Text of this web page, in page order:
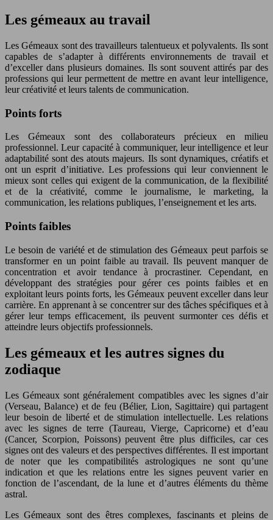
Les gémeaux au travail
Les Gémeaux sont des travailleurs talentueux et polyvalents. Ils sont
capables de s’adapter à différents environnements de travail et
d’exceller dans plusieurs domaines. Ils sont souvent attirés par des
professions qui leur permettent de mettre en avant leur intelligence,
leur créativité et leurs talents de communication.
Points forts
Les Gémeaux sont des collaborateurs précieux en milieu
professionnel. Leur capacité à communiquer, leur intelligence et leur
adaptabilité sont des atouts majeurs. Ils sont dynamiques, créatifs et
ont un esprit d’initiative. Les professions qui leur conviennent le
mieux sont celles qui exigent de la communication, de la flexibilité
et de la créativité, comme le journalisme, le marketing, la
communication, les relations publiques, l’enseignement et les arts.
Points faibles
Le besoin de variété et de stimulation des Gémeaux peut parfois se
transformer en un point faible au travail. Ils peuvent manquer de
concentration et avoir tendance à procrastiner. Cependant, en
développant des stratégies pour gérer ces points faibles et en
exploitant leurs points forts, les Gémeaux peuvent exceller dans leur
carrière. En apprenant à se concentrer sur des tâches spécifiques et à
gérer leur temps efficacement, ils peuvent surmonter ces défis et
atteindre leurs objectifs professionnels.
Les gémeaux et les autres signes du
zodiaque
Les Gémeaux sont généralement compatibles avec les signes d’air
(Verseau, Balance) et de feu (Bélier, Lion, Sagittaire) qui partagent
leur besoin de liberté et de stimulation intellectuelle. Les relations
avec les signes de terre (Taureau, Vierge, Capricorne) et d’eau
(Cancer, Scorpion, Poissons) peuvent être plus difficiles, car ces
signes ont des valeurs et des perspectives différentes. Il est important
de noter que les compatibilités astrologiques ne sont qu’une
indication et que les relations entre les signes peuvent varier en
fonction de l’ascendant, de la lune et d’autres éléments du thème
astral.
Les Gémeaux sont des êtres complexes, fascinants et pleins de